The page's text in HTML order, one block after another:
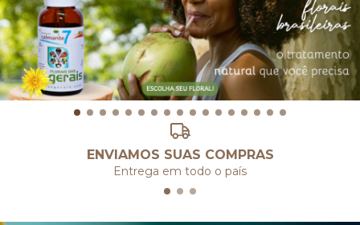
ENVIAMOS SUAS COMPRAS
Entrega em todo o país